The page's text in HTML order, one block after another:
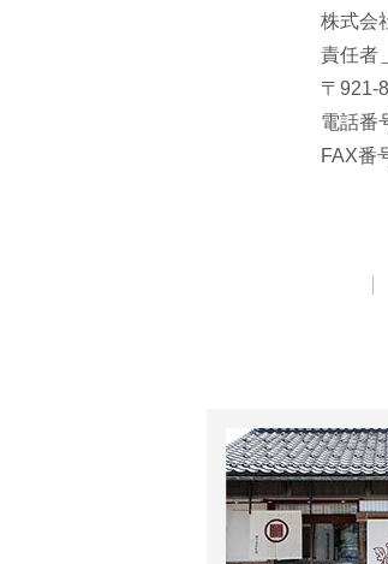
株式会
責任者
〒921-
電話番
FAX番